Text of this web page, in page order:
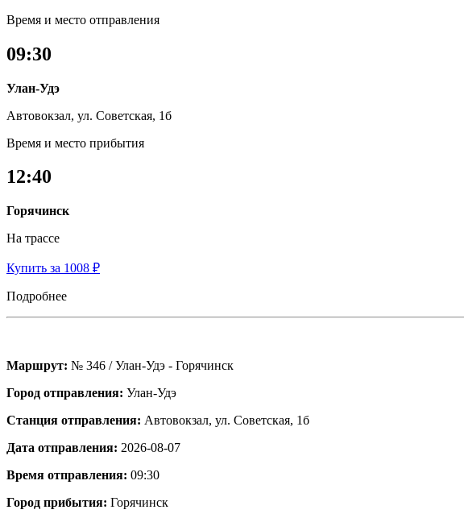
Время и место отправления
09:30
Улан-Удэ
Автовокзал, ул. Советская, 1б
Время и место прибытия
12:40
Горячинск
На трассе
Купить за 1008 ₽
Подробнее
Маршрут: № 346 / Улан-Удэ - Горячинск
Город отправления: Улан-Удэ
Станция отправления: Автовокзал, ул. Советская, 1б
Дата отправления: 2026-08-07
Время отправления: 09:30
Город прибытия: Горячинск